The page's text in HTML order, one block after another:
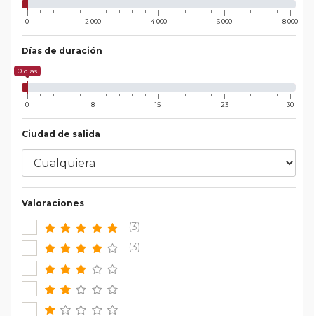
0 2 000 4 000 6 000 8 000
Días de duración
0 días
0 8 15 23 30
Ciudad de salida
Valoraciones
(3)
(3)